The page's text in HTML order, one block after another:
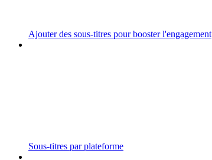
Ajouter des sous-titres pour booster l'engagement
Sous-titres par plateforme